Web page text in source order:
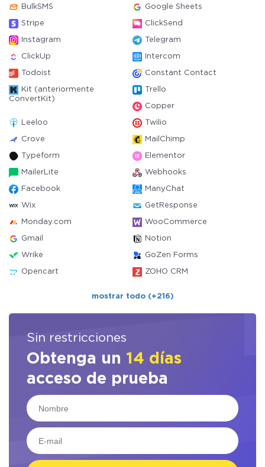
BulkSMS Google Sheets
Stripe ClickSend
Instagram Telegram
ClickUp Intercom
Todoist Constant Contact
Kit (anteriormente
ConvertKit)
Trello
Copper
Leeloo Twilio
Crove MailChimp
Typeform Elementor
MailerLite Webhooks
Facebook ManyChat
Wix GetResponse
Monday.com WooCommerce
Gmail Notion
Wrike GoZen Forms
Opencart ZOHO CRM
mostrar todo (+216)
Sin restricciones
Obtenga un 14 días
acceso de prueba